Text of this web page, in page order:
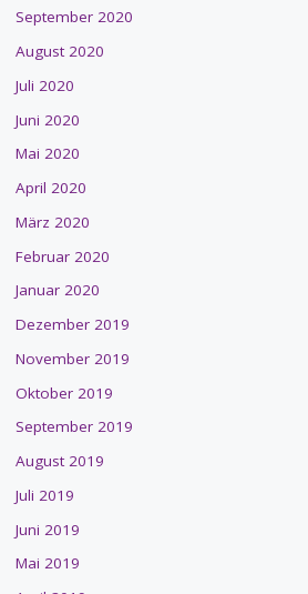
September 2020
August 2020
Juli 2020
Juni 2020
Mai 2020
April 2020
März 2020
Februar 2020
Januar 2020
Dezember 2019
November 2019
Oktober 2019
September 2019
August 2019
Juli 2019
Juni 2019
Mai 2019